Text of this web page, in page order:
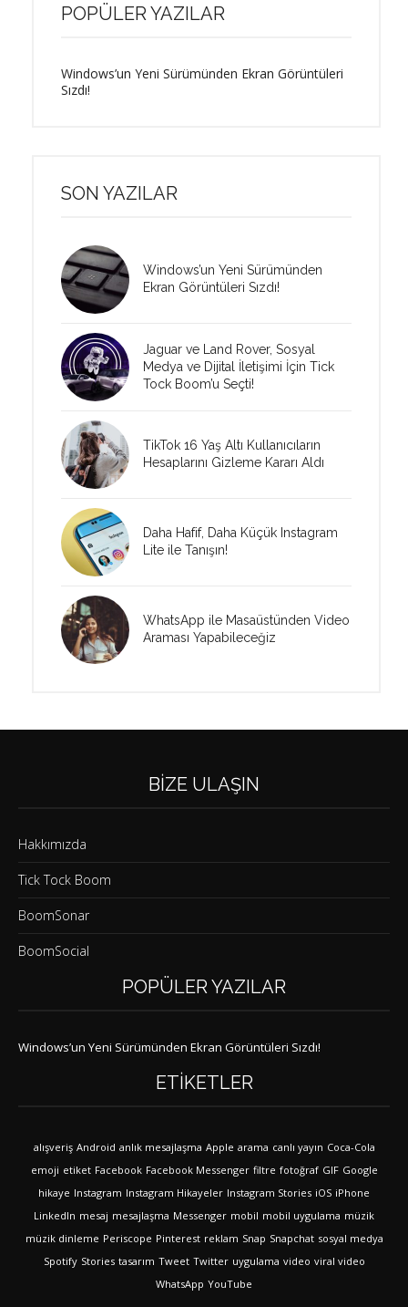
POPÜLER YAZILAR
Windows’un Yeni Sürümünden Ekran Görüntüleri
Sızdı!
SON YAZILAR
Windows’un Yeni Sürümünden
Ekran Görüntüleri Sızdı!
Jaguar ve Land Rover, Sosyal
Medya ve Dijital İletişimi İçin Tick
Tock Boom’u Seçti!
TikTok 16 Yaş Altı Kullanıcıların
Hesaplarını Gizleme Kararı Aldı
Daha Hafif, Daha Küçük Instagram
Lite ile Tanışın!
WhatsApp ile Masaüstünden Video
Araması Yapabileceğiz
BIZE ULAŞIN
Hakkımızda
Tick Tock Boom
BoomSonar
BoomSocial
POPÜLER YAZILAR
Windows’un Yeni Sürümünden Ekran Görüntüleri Sızdı!
ETIKETLER
alışveriş Android anlık mesajlaşma Apple arama canlı yayın Coca-Cola
emoji etiket Facebook Facebook Messenger filtre fotoğraf GIF Google
hikaye Instagram Instagram Hikayeler Instagram Stories iOS iPhone
LinkedIn mesaj mesajlaşma Messenger mobil mobil uygulama müzik
müzik dinleme Periscope Pinterest reklam Snap Snapchat sosyal medya
Spotify Stories tasarım Tweet Twitter uygulama video viral video
WhatsApp YouTube